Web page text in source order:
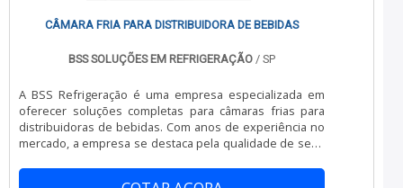
CÂMARA FRIA PARA DISTRIBUIDORA DE BEBIDAS
BSS SOLUÇÕES EM REFRIGERAÇÃO / SP
A BSS Refrigeração é uma empresa especializada em
oferecer soluções completas para câmaras frias para
distribuidoras de bebidas. Com anos de experiência no
mercado, a empresa se destaca pela qualidade de seus
específicas de cada cliente.Uma câmara fria para